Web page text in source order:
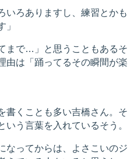
いろありますし、練習とかも
」
まで…」と思うこともあるそ
由は「踊ってるその瞬間が楽
書くことも多い吉橋さん。そ
う言葉を入れているそう。
なってからは、よさこいのジ